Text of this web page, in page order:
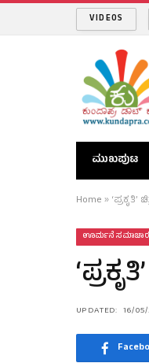
VIDEOS
ಮುಖಪುಟ
Home »
ಊರ್ಮನೆ ಸಮಾಚಾರ
UPDATED: 16/